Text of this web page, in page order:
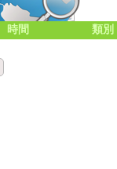
時間 類別